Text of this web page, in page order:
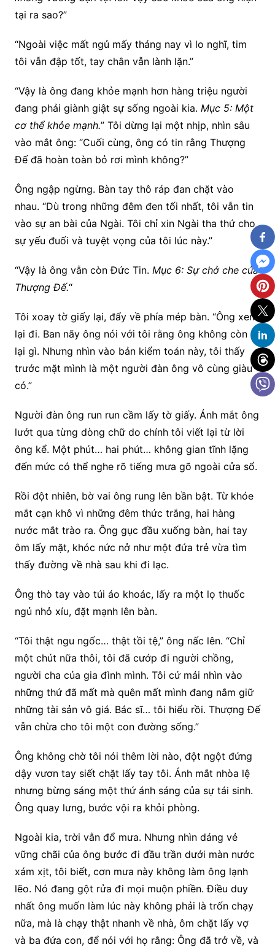
tại ra sao?”
“Ngoài việc mất ngủ mấy tháng nay vì lo nghĩ, tim
tôi vẫn đập tốt, tay chân vẫn lành lặn.”
“Vậy là ông đang khỏe mạnh hơn hàng triệu người
đang phải giành giật sự sống ngoài kia. Mục 5: Một
cơ thể khỏe mạnh.” Tôi dừng lại một nhịp, nhìn sâu
vào mắt ông: “Cuối cùng, ông có tin rằng Thượng
Đế đã hoàn toàn bỏ rơi mình không?”
Ông ngập ngừng. Bàn tay thô ráp đan chặt vào
nhau. “Dù trong những đêm đen tối nhất, tôi vẫn tin
vào sự an bài của Ngài. Tôi chỉ xin Ngài tha thứ cho
sự yếu đuối và tuyệt vọng của tôi lúc này.”
“Vậy là ông vẫn còn Đức Tin. Mục 6: Sự chở che của
Thượng Đế.“
Tôi xoay tờ giấy lại, đẩy về phía mép bàn. “Ông xem
lại đi. Ban nãy ông nói với tôi rằng ông không còn
lại gì. Nhưng nhìn vào bản kiểm toán này, tôi thấy
trước mặt mình là một người đàn ông vô cùng giàu
có.”
Người đàn ông run run cầm lấy tờ giấy. Ánh mắt ông
lướt qua từng dòng chữ do chính tôi viết lại từ lời
ông kể. Một phút… hai phút… không gian tĩnh lặng
đến mức có thể nghe rõ tiếng mưa gõ ngoài cửa sổ.
Rồi đột nhiên, bờ vai ông rung lên bần bật. Từ khóe
mắt cạn khô vì những đêm thức trắng, hai hàng
nước mắt trào ra. Ông gục đầu xuống bàn, hai tay
ôm lấy mặt, khóc nức nở như một đứa trẻ vừa tìm
thấy đường về nhà sau khi đi lạc.
Ông thò tay vào túi áo khoác, lấy ra một lọ thuốc
ngủ nhỏ xíu, đặt mạnh lên bàn.
“Tôi thật ngu ngốc… thật tồi tệ,” ông nấc lên. “Chỉ
một chút nữa thôi, tôi đã cướp đi người chồng,
người cha của gia đình mình. Tôi cứ mải nhìn vào
những thứ đã mất mà quên mất mình đang nắm giữ
những tài sản vô giá. Bác sĩ… tôi hiểu rồi. Thượng Đế
vẫn chừa cho tôi một con đường sống.”
Ông không chờ tôi nói thêm lời nào, đột ngột đứng
dậy vươn tay siết chặt lấy tay tôi. Ánh mắt nhòa lệ
nhưng bừng sáng một thứ ánh sáng của sự tái sinh.
Ông quay lưng, bước vội ra khỏi phòng.
Ngoài kia, trời vẫn đổ mưa. Nhưng nhìn dáng vẻ
vững chãi của ông bước đi đầu trần dưới màn nước
xám xịt, tôi biết, cơn mưa này không làm ông lạnh
lẽo. Nó đang gột rửa đi mọi muộn phiền. Điều duy
nhất ông muốn làm lúc này không phải là trốn chạy
nữa, mà là chạy thật nhanh về nhà, ôm chặt lấy vợ
và ba đứa con, để nói với họ rằng: Ông đã trở về, và